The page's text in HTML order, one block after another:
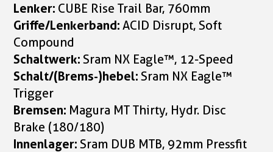
Lenker: CUBE Rise Trail Bar, 760mm
Griffe/Lenkerband:ACID Disrupt, Soft
Compound
Schaltwerk:Sram NX Eagle™, 12-Speed
Schalt/(Brems-)hebel:Sram NX Eagle™
Trigger
Bremsen: Magura MT Thirty, Hydr. Disc
Brake (180/180)
Innenlager:Sram DUB MTB, 92mm Pressfit